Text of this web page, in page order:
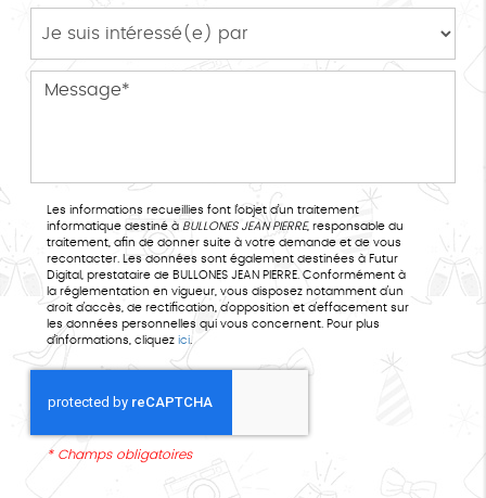
Les informations recueillies font l’objet d’un traitement
informatique destiné à
BULLONES JEAN PIERRE, responsable du
traitement, afin de donner suite à votre demande et de vous
recontacter. Les données sont également destinées à Futur
Digital, prestataire de BULLONES JEAN PIERRE. Conformément à
la réglementation en vigueur, vous disposez notamment d'un
droit d'accès, de rectification, d'opposition et d'effacement sur
les données personnelles qui vous concernent. Pour plus
d’informations, cliquez ici.
* Champs obligatoires